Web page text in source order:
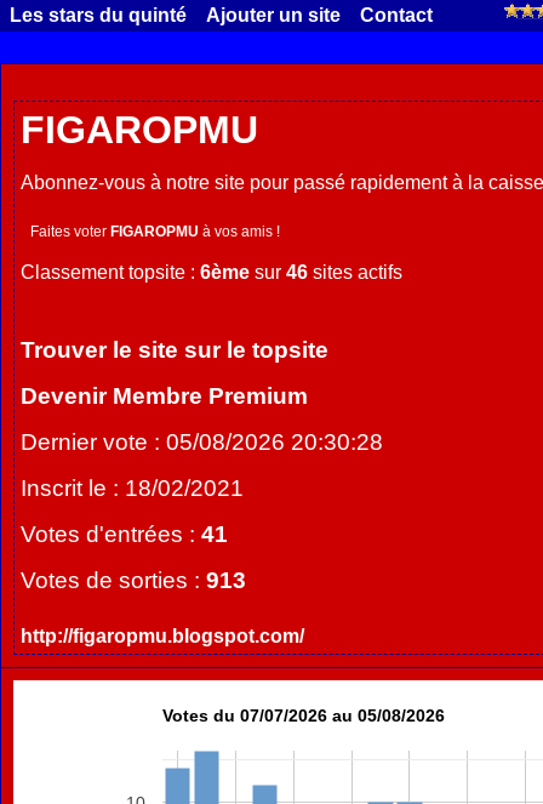
Les stars du quinté Ajouter un site Contact
FIGAROPMU
Abonnez-vous à notre site pour passé rapidement à la
Faites voter FIGAROPMU à vos amis !
Classement topsite : 6ème sur 46 sites actifs
Trouver le site sur le topsite
Devenir Membre Premium
Dernier vote : 05/08/2026 20:30:28
Inscrit le : 18/02/2021
Votes d'entrées : 41
Votes de sorties : 913
http://figaropmu.blogspot.com/
Votes du 07/07/2026 au 05/08/2026